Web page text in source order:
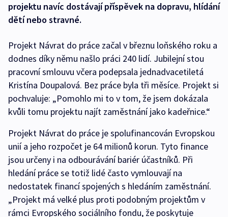
projektu navíc dostávají příspěvek na dopravu, hlídání
dětí nebo stravné.
Projekt Návrat do práce začal v březnu loňského roku a
dodnes díky němu našlo práci 240 lidí. Jubilejní stou
pracovní smlouvu včera podepsala jednadvacetiletá
Kristína Doupalová. Bez práce byla tři měsíce. Projekt si
pochvaluje: „Pomohlo mi to v tom, že jsem dokázala
kvůli tomu projektu najít zaměstnání jako kadeřnice.“
Projekt Návrat do práce je spolufinancován Evropskou
unií a jeho rozpočet je 64 milionů korun. Tyto finance
jsou určeny i na odbourávání bariér účastníků. Při
hledání práce se totiž lidé často vymlouvají na
nedostatek financí spojených s hledáním zaměstnání.
„Projekt má velké plus proti podobným projektům v
rámci Evropského sociálního fondu, že poskytuje